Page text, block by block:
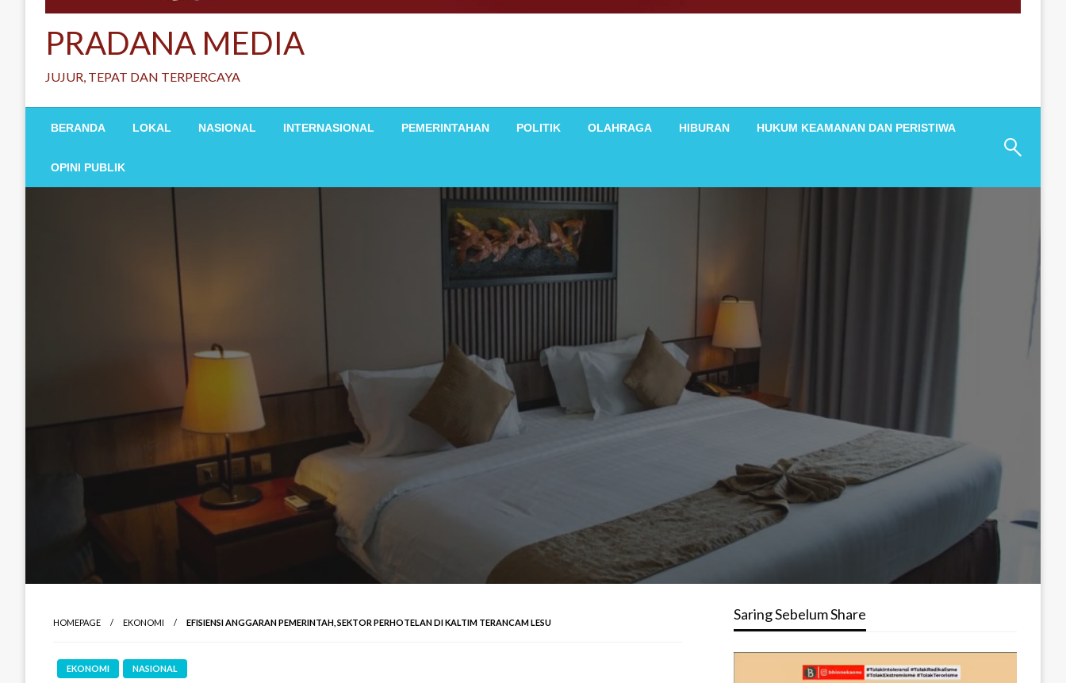
PRADANA MEDIA
JUJUR, TEPAT DAN TERPERCAYA
BERANDA LOKAL NASIONAL INTERNASIONAL PEMERINTAHAN POLITIK OLAHRAGA HIBURAN HUKUM KEAMANAN DAN PERISTIWA
OPINI PUBLIK
HOMEPAGE EKONOMI EFISIENSI ANGGARAN PEMERINTAH, SEKTOR PERHOTELAN DI KALTIM TERANCAM LESU
EKONOMI NASIONAL
Saring Sebelum Share